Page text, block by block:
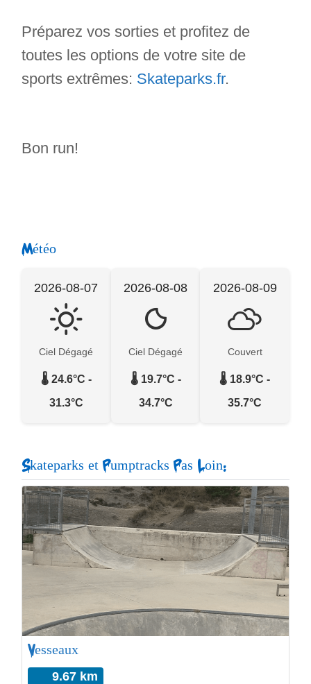
Préparez vos sorties et profitez de
toutes les options de votre site de
sports extrêmes: Skateparks.fr.
Bon run!
Météo
2026-08-07
Ciel Dégagé
🌡️ 24.6°C -
31.3°C
2026-08-08
Ciel Dégagé
🌡️ 19.7°C -
34.7°C
2026-08-09
Couvert
🌡️ 18.9°C -
35.7°C
Skateparks et Pumptracks Pas Loin:
Vesseaux
9.67 km